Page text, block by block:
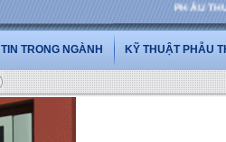
PHẪU
TIN TRONG NGÀNH KỸ THUẬT PHẪU